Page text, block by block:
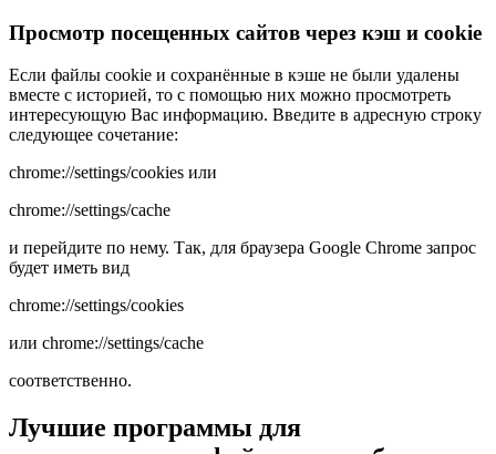
Просмотр посещенных сайтов через кэш и cookie
Если файлы cookie и сохранённые в кэше не были удалены
вместе с историей, то с помощью них можно просмотреть
интересующую Вас информацию. Введите в адресную строку
следующее сочетание:
chrome://settings/cookies или
chrome://settings/cache
и перейдите по нему. Так, для браузера Google Chrome запрос
будет иметь вид
chrome://settings/cookies
или chrome://settings/cache
соответственно.
Лучшие программы для